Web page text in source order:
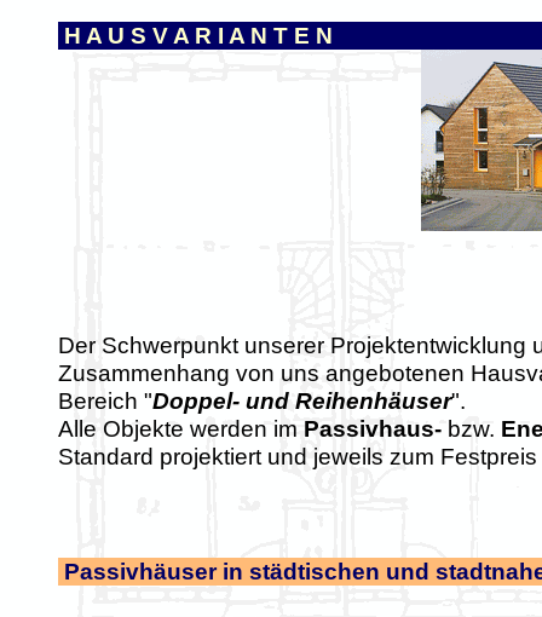
H A U S V A R I A N T E N
Der Schwerpunkt unserer Projektentwicklung
Zusammenhang von uns angebotenen
Bereich "Doppel- und Reihenhäuser".
Alle Objekte werden im Passivhaus- bzw.
Standard projektiert und jeweils zum
Passivhäuser in städtischen und